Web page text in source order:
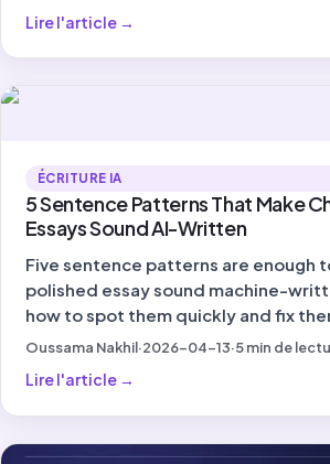
Lire l'article→
ÉCRITURE IA
5 Sentence Patterns That Make
Essays Sound AI-Written
Five sentence patterns are enough
polished essay sound machine-
how to spot them quickly and fix
submission.
Oussama Nakhil·2026-04-13·5 min de
Lire l'article→